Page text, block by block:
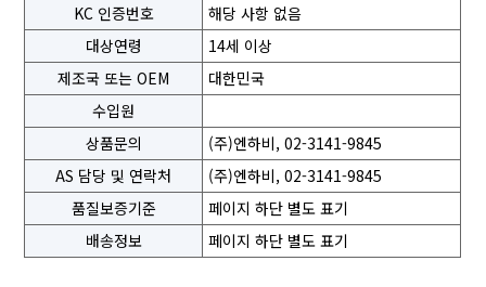
KC 인증번호
해당 사항 없음
대상연령
14세 이상
제조국 또는 OEM
대한민국
수입원
상품문의
(주)엔하비, 02-3141-9845
AS 담당 및 연락처
(주)엔하비, 02-3141-9845
품질보증기준
페이지 하단 별도 표기
배송정보
페이지 하단 별도 표기